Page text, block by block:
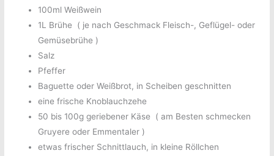
100ml Weißwein
1L Brühe ( je nach Geschmack Fleisch-, Geflügel- oder
Gemüsebrühe )
Salz
Pfeffer
Baguette oder Weißbrot, in Scheiben geschnitten
eine frische Knoblauchzehe
50 bis 100g geriebener Käse ( am Besten schmecken
Gruyere oder Emmentaler )
etwas frischer Schnittlauch, in kleine Röllchen